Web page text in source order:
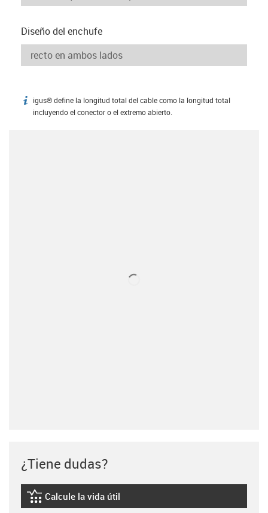
Diseño del enchufe
igus-icon-info
igus® define la longitud total del cable como la longitud total
incluyendo el conector o el extremo abierto.
¿Tiene dudas?
igus-icon-lebensdauerrechner
Calcule la vida útil